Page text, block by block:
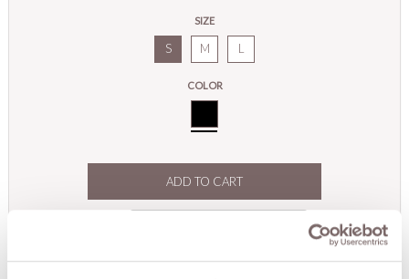
SIZE
S M L
COLOR
ADD TO CART